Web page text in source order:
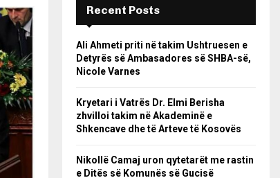
Recent Posts
Ali Ahmeti priti në takim Ushtruesen e
Detyrës së Ambasadores së SHBA-së,
Nicole Varnes
Kryetari i Vatrës Dr. Elmi Berisha
zhvilloi takim në Akademinë e
Shkencave dhe të Arteve të Kosovës
Nikollë Camaj uron qytetarët me rastin
e Ditës së Komunës së Gucisë